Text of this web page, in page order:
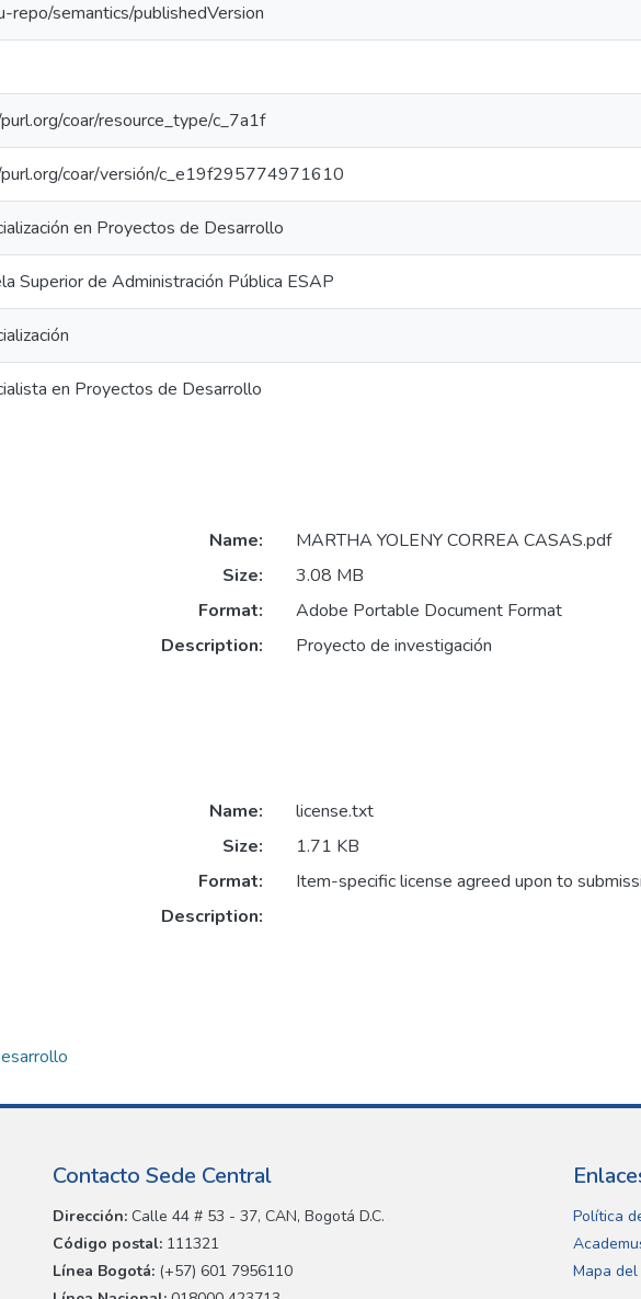
repo/semantics/publishedVersion
coar/resource_type/c_7a1f
coar/versión/c_e19f295774971610
en Proyectos de Desarrollo
Superior de Administración Pública ESAP
en Proyectos de Desarrollo
Name:
MARTHA YOLENY CORREA CASAS.pdf
Size:
3.08 MB
Format:
Adobe Portable Document Format
Description:
Proyecto de investigación
Name:
license.txt
Size:
1.71 KB
Format:
Item-specific license agreed upon to
Description:
Contacto Sede Central
Dirección: Calle 44 # 53 - 37, CAN, Bogotá D.C.
Código postal: 111321
Línea Bogotá: (+57) 601 7956110
Política
Mapa